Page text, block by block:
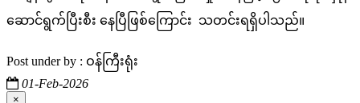
ဆောင်ရွက်ပြီးစီး နေပြီဖြစ်ကြောင်း သတင်းရရှိပါသည်။
Post under by : ဝန်ကြီးရုံး
01-Feb-2026
×